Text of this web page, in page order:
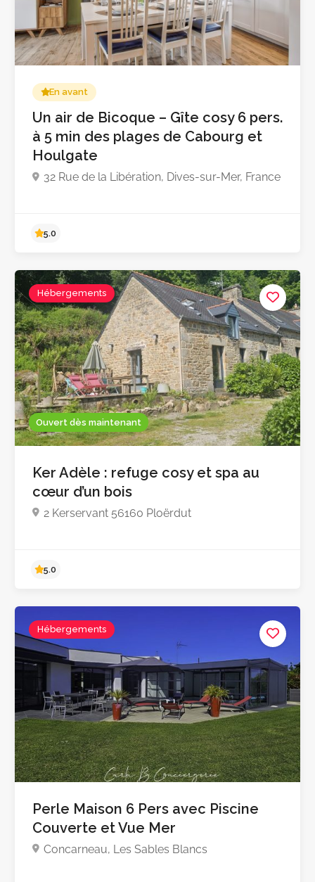
En avant
Un air de Bicoque – Gîte cosy 6 pers.
à 5 min des plages de Cabourg et
Houlgate
32 Rue de la Libération, Dives-sur-Mer, France
5.0
Ouvert dès maintenant
Hébergements
Ker Adèle : refuge cosy et spa au
cœur d’un bois
2 Kerservant 56160 Ploërdut
5.0
Hébergements
Perle Maison 6 Pers avec Piscine
Couverte et Vue Mer
Concarneau, Les Sables Blancs